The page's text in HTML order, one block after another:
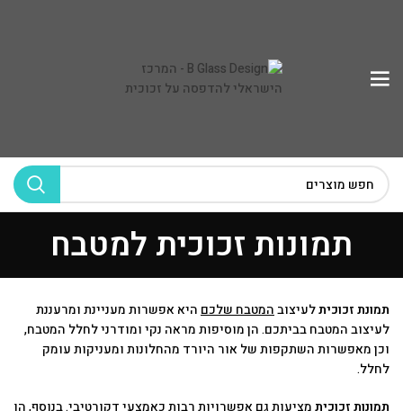
תמונות זכוכית למטבח
תמונת זכוכיתלעיצובהמטבח שלכם היא אפשרות מעניינת ומרעננת
לעיצוב המטבח בביתכם. הן מוסיפות מראה נקי ומודרני לחלל המטבח,
וכן מאפשרות השתקפות של אור היורד מהחלונות ומעניקות עומק
לחלל.
תמונות זכוכיתמציעות גם אפשרויות רבות כאמצעי דקורטיבי. בנוסף, הן